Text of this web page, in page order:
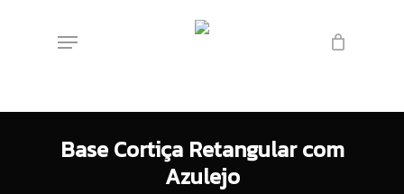
Menu
Base Cortiça Retangular com
Azulejo